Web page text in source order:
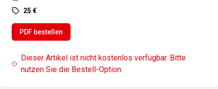
25 €
PDF bestellen
Dieser Artikel ist nicht kostenlos verfügbar. Bitte
nutzen Sie die Bestell-Option.